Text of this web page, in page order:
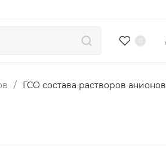
/ ГСО состава растворов анионов